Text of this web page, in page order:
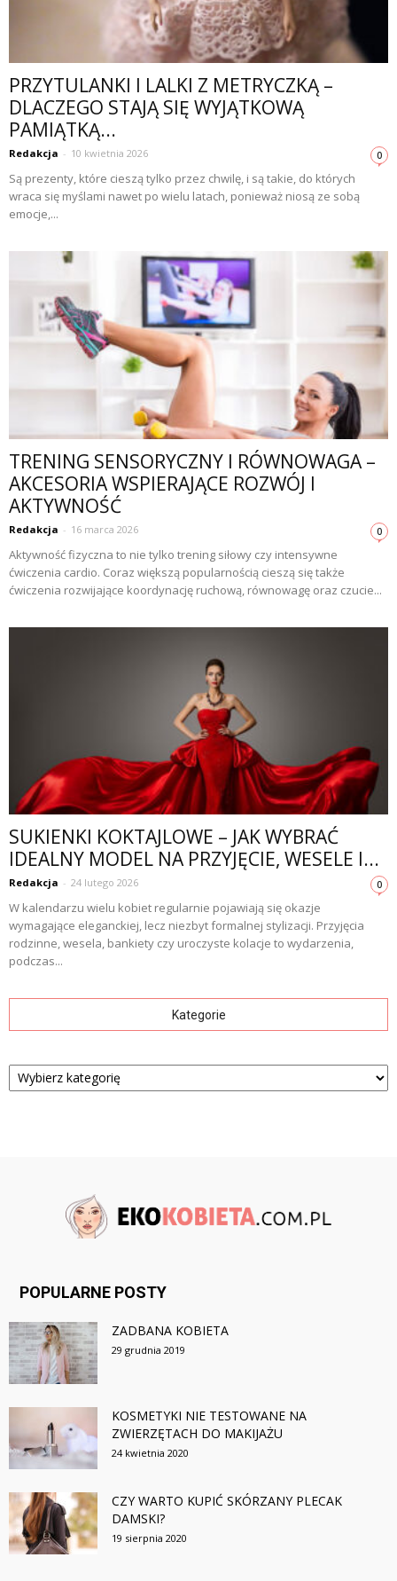
PRZYTULANKI I LALKI Z METRYCZKĄ –
DLACZEGO STAJĄ SIĘ WYJĄTKOWĄ
PAMIĄTKĄ...
Redakcja - 10 kwietnia 2026 0
Są prezenty, które cieszą tylko przez chwilę, i są takie, do których
wraca się myślami nawet po wielu latach, ponieważ niosą ze sobą
emocje,...
TRENING SENSORYCZNY I RÓWNOWAGA –
AKCESORIA WSPIERAJĄCE ROZWÓJ I
AKTYWNOŚĆ
Redakcja - 16 marca 2026 0
Aktywność fizyczna to nie tylko trening siłowy czy intensywne
ćwiczenia cardio. Coraz większą popularnością cieszą się także
ćwiczenia rozwijające koordynację ruchową, równowagę oraz czucie...
SUKIENKI KOKTAJLOWE – JAK WYBRAĆ
IDEALNY MODEL NA PRZYJĘCIE, WESELE I...
Redakcja - 24 lutego 2026 0
W kalendarzu wielu kobiet regularnie pojawiają się okazje
wymagające eleganckiej, lecz niezbyt formalnej stylizacji. Przyjęcia
rodzinne, wesela, bankiety czy uroczyste kolacje to wydarzenia,
podczas...
Kategorie
Kategorie
POPULARNE POSTY
ZADBANA KOBIETA
29 grudnia 2019
KOSMETYKI NIE TESTOWANE NA
ZWIERZĘTACH DO MAKIJAŻU
24 kwietnia 2020
CZY WARTO KUPIĆ SKÓRZANY PLECAK
DAMSKI?
19 sierpnia 2020